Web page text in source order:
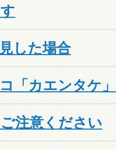
した場合
「カエンタケ
注意ください